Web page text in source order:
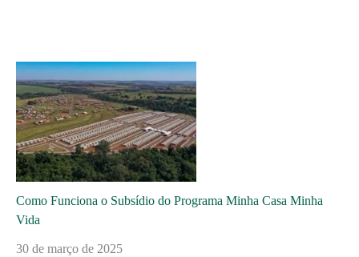
Como Funciona o Subsídio do Programa Minha Casa Minha
Vida
30 de março de 2025